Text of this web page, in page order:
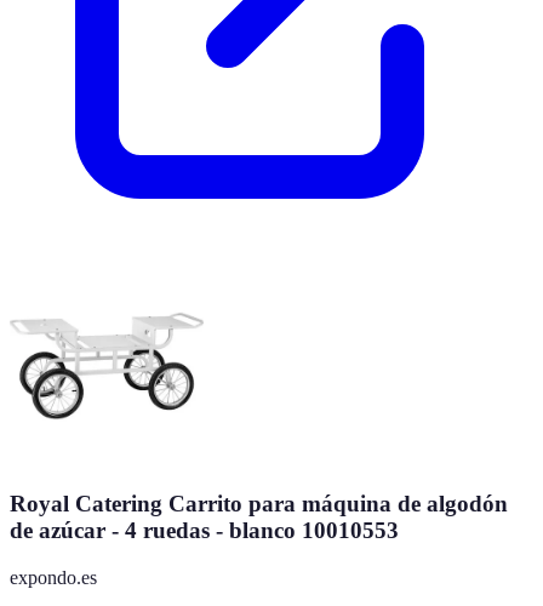
Royal Catering Carrito para máquina de algodón
de azúcar - 4 ruedas - blanco 10010553
expondo.es